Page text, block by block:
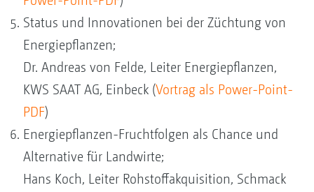
Status und Innovationen bei der Züchtung von
Energiepflanzen;
Dr. Andreas von Felde, Leiter Energiepflanzen,
KWS SAAT AG, Einbeck (Vortrag als Power-Point-
PDF)
Energiepflanzen-Fruchtfolgen als Chance und
Alternative für Landwirte;
Hans Koch, Leiter Rohstoffakquisition, Schmack